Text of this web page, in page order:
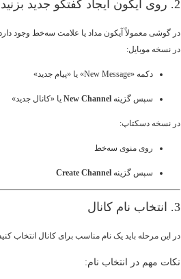
2. روی آیکون ایجاد گفتگو جدید بزنید
در گوشی معمولاً آیکون مداد یا علامت سه‌خط وجود
در نسخه موبایل:
دکمه «New Message» یا «پیام جدید»
سپس گزینه New Channel یا «کانال جدید»
در نسخه دسکتاپ:
روی منوی سه‌خط
سپس گزینه Create Channel
3. انتخاب نام کانال
در این مرحله باید یک نام مناسب برای کانال انتخاب
نکات مهم در انتخاب نام: